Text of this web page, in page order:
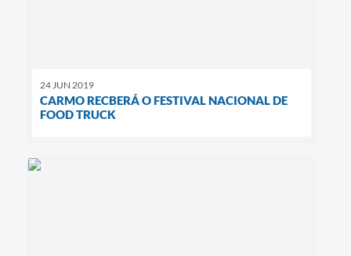
24 JUN 2019
CARMO RECBERÁ O FESTIVAL NACIONAL DE
FOOD TRUCK